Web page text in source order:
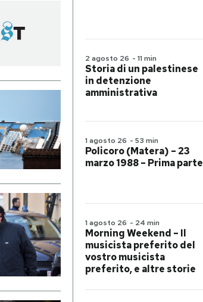
2 agosto 26 - 11 min
Storia di un palestinese
in detenzione
amministrativa
1 agosto 26 - 53 min
Policoro (Matera) – 23
marzo 1988 – Prima parte
1 agosto 26 - 24 min
Morning Weekend – Il
musicista preferito del
vostro musicista
preferito, e altre storie